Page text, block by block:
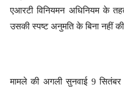
एआरटी विनियमन अधिनियम के
उसकी स्पष्ट अनुमति के बिना नहीं की
मामले की अगली सुनवाई 9 सितंबर